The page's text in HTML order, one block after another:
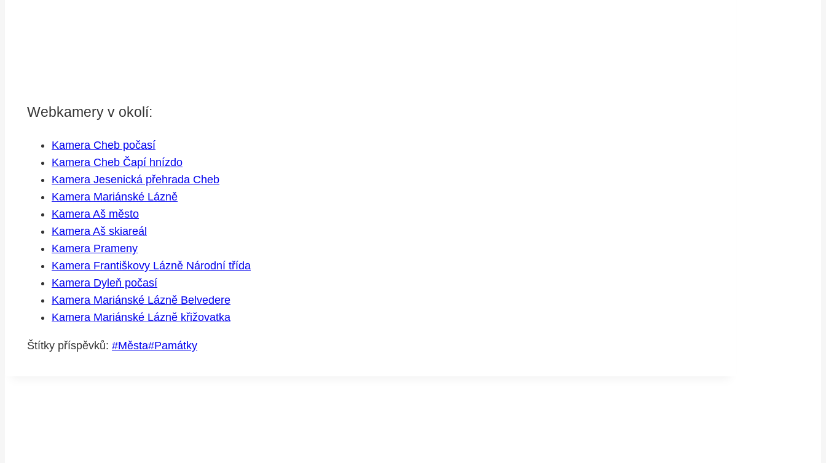
Webkamery v okolí:
Kamera Cheb počasí
Kamera Cheb Čapí hnízdo
Kamera Jesenická přehrada Cheb
Kamera Mariánské Lázně
Kamera Aš město
Kamera Aš skiareál
Kamera Prameny
Kamera Františkovy Lázně Národní třída
Kamera Dyleň počasí
Kamera Mariánské Lázně Belvedere
Kamera Mariánské Lázně křižovatka
Štítky příspěvků: #Města#Památky